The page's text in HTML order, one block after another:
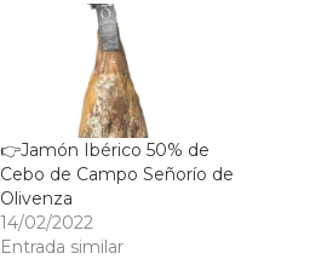
👉Jamón Ibérico 50% de
Cebo de Campo Señorío de
Olivenza
14/02/2022
Entrada similar